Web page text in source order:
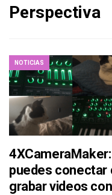
Perspectiva
NOTICIAS
puedes conectar
grabar videos